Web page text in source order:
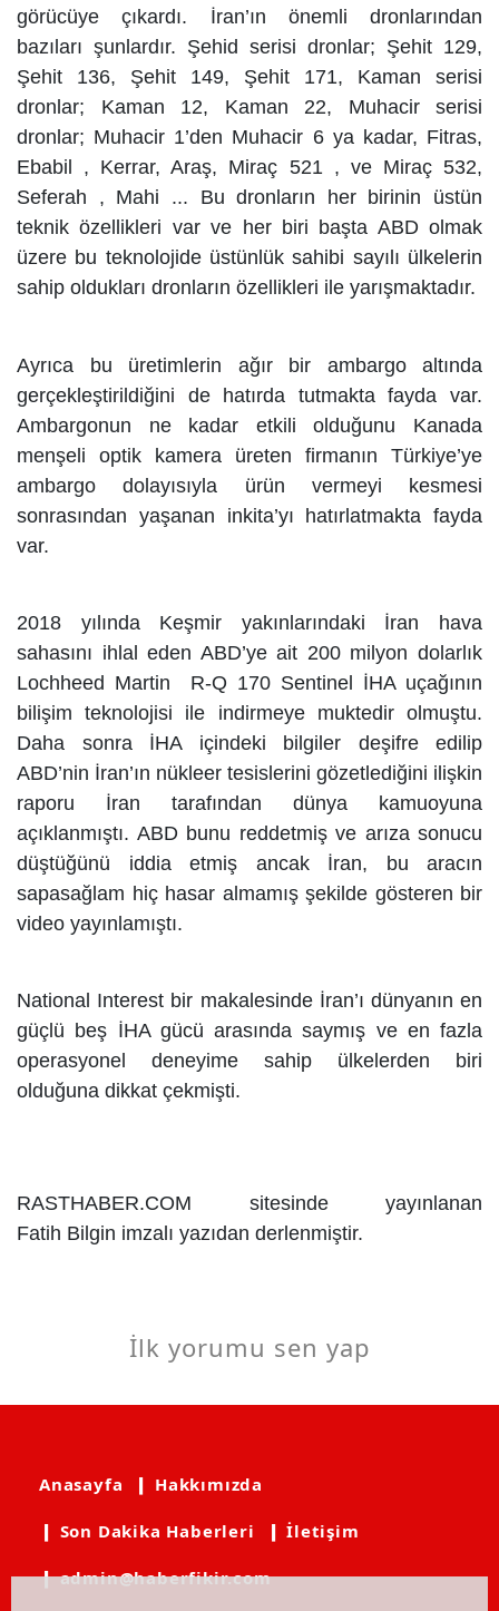
görücüye çıkardı. İran’ın önemli dronlarından
bazıları şunlardır. Şehid serisi dronlar; Şehit 129,
Şehit 136, Şehit 149, Şehit 171, Kaman serisi
dronlar; Kaman 12, Kaman 22, Muhacir serisi
dronlar; Muhacir 1’den Muhacir 6 ya kadar, Fitras,
Ebabil , Kerrar, Araş, Miraç 521 , ve Miraç 532,
Seferah , Mahi ... Bu dronların her birinin üstün
teknik özellikleri var ve her biri başta ABD olmak
üzere bu teknolojide üstünlük sahibi sayılı ülkelerin
sahip oldukları dronların özellikleri ile yarışmaktadır.
Ayrıca bu üretimlerin ağır bir ambargo altında
gerçekleştirildiğini de hatırda tutmakta fayda var.
Ambargonun ne kadar etkili olduğunu Kanada
menşeli optik kamera üreten firmanın Türkiye’ye
ambargo dolayısıyla ürün vermeyi kesmesi
sonrasından yaşanan inkita’yı hatırlatmakta fayda
var.
2018 yılında Keşmir yakınlarındaki İran hava
sahasını ihlal eden ABD’ye ait 200 milyon dolarlık
Lochheed Martin R-Q 170 Sentinel İHA uçağının
bilişim teknolojisi ile indirmeye muktedir olmuştu.
Daha sonra İHA içindeki bilgiler deşifre edilip
ABD’nin İran’ın nükleer tesislerini gözetlediğini ilişkin
raporu İran tarafından dünya kamuoyuna
açıklanmıştı. ABD bunu reddetmiş ve arıza sonucu
düştüğünü iddia etmiş ancak İran, bu aracın
sapasağlam hiç hasar almamış şekilde gösteren bir
video yayınlamıştı.
National Interest bir makalesinde İran’ı dünyanın en
güçlü beş İHA gücü arasında saymış ve en fazla
operasyonel deneyime sahip ülkelerden biri
olduğuna dikkat çekmişti.
RASTHABER.COM sitesinde yayınlanan
Fatih Bilgin imzalı yazıdan derlenmiştir.
İlk yorumu sen yap
Anasayfa ❙ Hakkımızda
❙ Son Dakika Haberleri ❙ İletişim
❙ admin@haberfikir.com